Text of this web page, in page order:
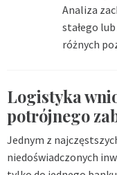
Analiza
stałego
różnych
Logistyka
potrójnego
Jednym z
niedoświadczonych